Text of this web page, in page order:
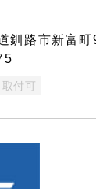
路市新富町
付可